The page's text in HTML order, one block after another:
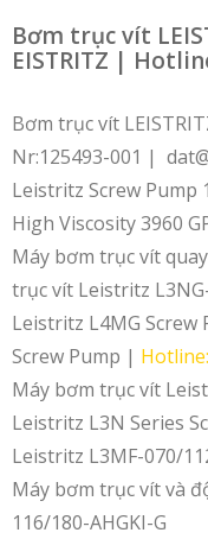
Bơm trục vít
EISTRITZ |
Bơm trục vít
Nr:125493-001 |
Leistritz Screw Pump
High Viscosity 3960
Máy bơm trục vít
trục vít Leistritz
Leistritz L4MG
Screw Pump |
Máy bơm trục vít
Leistritz L3N Series
Leistritz L3MF-070/
Máy bơm trục vít và
116/180-AHGKI-G